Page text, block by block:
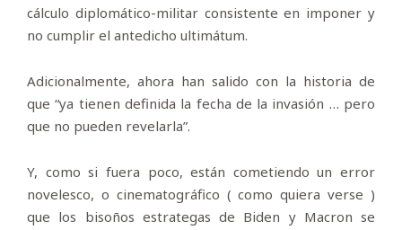
cálculo diplomático-militar consistente en imponer y
no cumplir el antedicho ultimátum.
Adicionalmente, ahora han salido con la historia de
que “ya tienen definida la fecha de la invasión … pero
que no pueden revelarla”.
Y, como si fuera poco, están cometiendo un error
novelesco, o cinematográfico ( como quiera verse )
que los bisoños estrategas de Biden y Macron se